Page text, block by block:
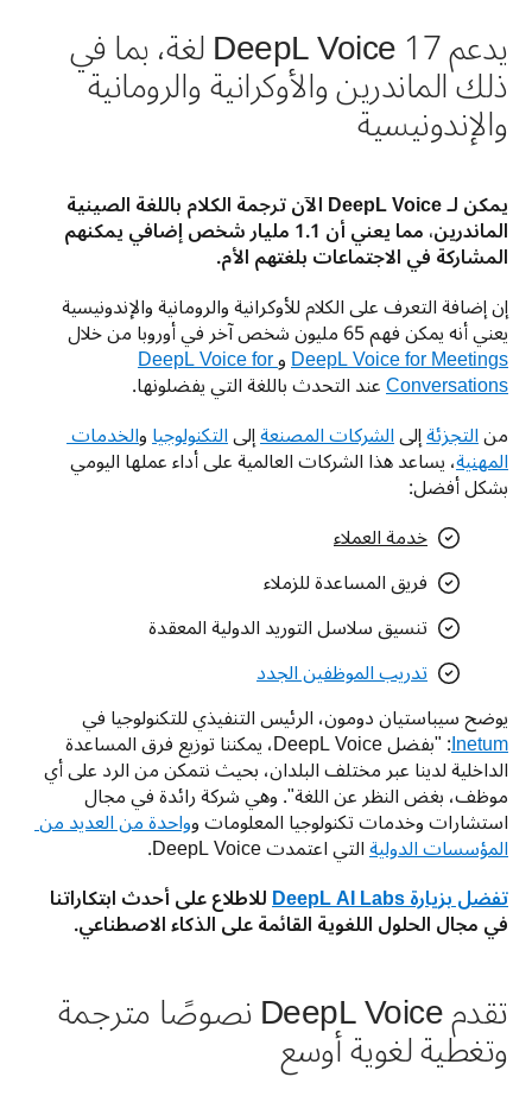
يدعم DeepL Voice 17 لغة، بما في
ذلك الماندرين والأوكرانية والرومانية
والإندونيسية
المشاركة في الاجتماعات بلغتهم الأم.
يعني أنه يمكن فهم 65 مليون شخص آخر في أوروبا من خلال
DeepL Voice for Meetings وDeepL Voice for
Conversations عند التحدث باللغة التي يفضلونها.
من التجزئة إلى الشركات المصنعة إلى التكنولوجيا و الخدمات
المهنية
بشكل أفضل:
خدمة العملاء
فريق المساعدة للزملاء
تنسيق سلاسل التوريد الدولية المعقدة
تدريب الموظفين الجدد
يوضح سيباستيان دومون، الرئيس التنفيذي للتكنولوجيا في
Inetum
استشارات وخدمات تكنولوجيا المعلومات و واحدة من العديد من
المؤسسات الدولية التي اعتمدت DeepL Voice.
تفضل بزيارة DeepL AI Labs
في مجال الحلول اللغوية القائمة على الذكاء الاصطناعي.
تقدم DeepL Voice نصوصًا مترجمة
وتغطية لغوية أوسع